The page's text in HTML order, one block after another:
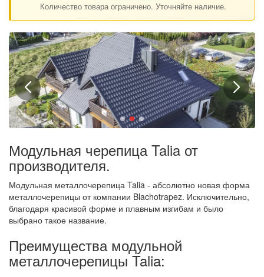
Количество товара ограничено. Уточняйте наличие.
Модульная черепица Talia от
производителя.
Модульная металлочерепица Talia - абсолютно новая форма
металлочерепицы от компании Blachotrapez. Исключительно,
благодаря красивой форме и плавным изгибам и было
выбрано такое название.
Преимущества модульной
металлочерепицы Talia: